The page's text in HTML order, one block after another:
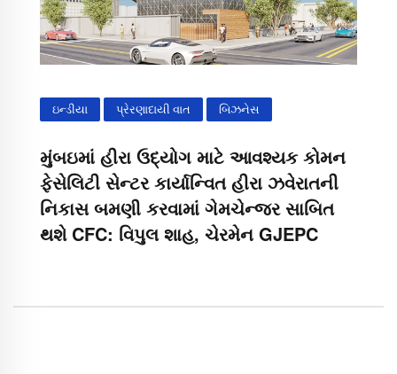
ઇન્ડીયા પ્રેરણાદાયી વાત બિઝનેસ
મુંબઇમાં હીરા ઉદ્યોગ માટે આવશ્યક કોમન
ફેસેલિટી સેન્ટર કાર્યાન્વિત હીરા ઝવેરાતની
નિકાસ બમણી કરવામાં ગેમચેન્જર સાબિત
થશે CFC: વિપુલ શાહ, ચેરમેન GJEPC